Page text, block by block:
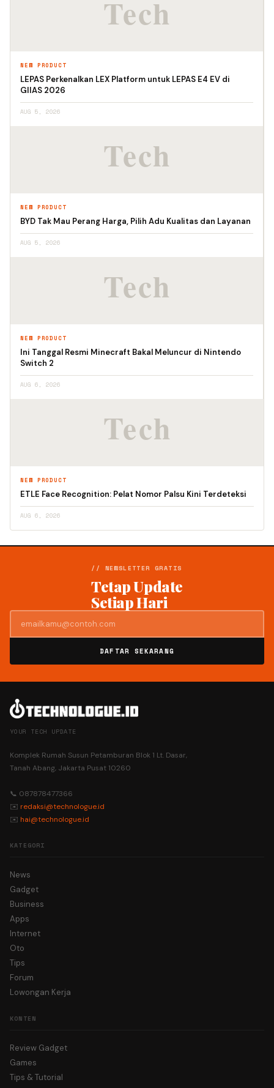
NEW PRODUCT
LEPAS Perkenalkan LEX Platform untuk LEPAS E4 EV di
GIIAS 2026
AUG 5, 2026
NEW PRODUCT
BYD Tak Mau Perang Harga, Pilih Adu Kualitas dan Layanan
AUG 5, 2026
NEW PRODUCT
Ini Tanggal Resmi Minecraft Bakal Meluncur di Nintendo
Switch 2
AUG 6, 2026
NEW PRODUCT
ETLE Face Recognition: Pelat Nomor Palsu Kini Terdeteksi
AUG 6, 2026
// NEWSLETTER GRATIS
Tetap Update
Setiap Hari
DAFTAR SEKARANG
YOUR TECH UPDATE
Komplek Rumah Susun Petamburan Blok 1 Lt. Dasar,
Tanah Abang, Jakarta Pusat 10260
📞 087878477366
✉️ redaksi@technologue.id
✉️ hai@technologue.id
KATEGORI
News
Gadget
Business
Apps
Internet
Oto
Tips
Forum
Lowongan Kerja
KONTEN
Review Gadget
Games
Tips & Tutorial